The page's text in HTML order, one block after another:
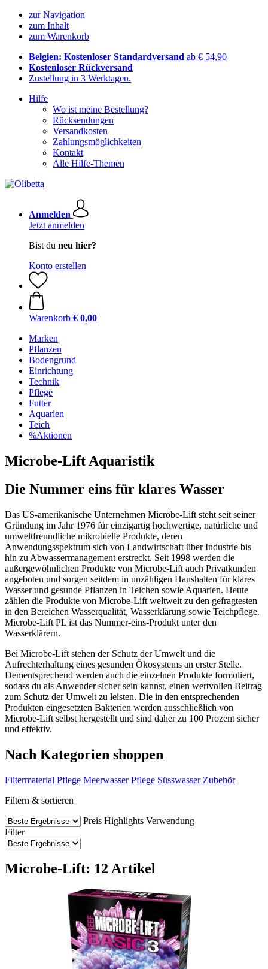
zur Navigation
zum Inhalt
zum Warenkorb
Belgien: Kostenloser Standardversand ab € 54,90
Kostenloser Rückversand
Zustellung in 3 Werktagen.
Hilfe
Wo ist meine Bestellung?
Rücksendungen
Versandkosten
Zahlungsmöglichkeiten
Kontakt
Alle Hilfe-Themen
Anmelden
Jetzt anmelden
Bist du neu hier?
Konto erstellen
Warenkorb € 0,00
Marken
Pflanzen
Bodengrund
Einrichtung
Technik
Pflege
Futter
Aquarien
Teich
%Aktionen
Microbe-Lift Aquaristik
Die Nummer eins für klares Wasser
Das US-amerikanische Unternehmen Microbe-Lift steht seit seiner
Gründung im Jahr 1976 für einzigartig hochwertige, natürliche und
umweltfreundliche mikrobielle Produkte, deren
Anwendungsspektrum sich von Landwirtschaft über Industrie bis
hin zu Abwassermanagement erstreckt. Seit 1998 werden die
außergewöhnlichen Produkte von Microbe-Lift auch Privatkunden
angeboten und sorgen seitdem in unzähligen Haushalten für klares
Wasser und gesunde Pflanzen in Teichen sowie Aquarien. Heute
zählen die Produkte von Microbe-Lift weltweit zu den gefragtesten
in den Bereichen Wasserqualität, Wasserklärung sowie Teichpflege.
Microbe-Lift PL ist das Nummer-eins-Produkt unter den
Wasserklärern.
Bei Microbe-Lift stehen der Schutz der Umwelt und die
Aufrechterhaltung eines gesunden Ökosystems an erster Stelle.
Dementsprechend werden auch die einzelnen Produkte formuliert,
sodass du als Anwender sicher sein kannst, einen wertvollen Beitrag
zum Schutz der Umwelt zu leisten. Die in den entsprechenden
Produkten eingesetzten Bakterien werden ausschließlich von
Microbe-Lift selbst hergestellt und sind daher zu 100 Prozent sicher
und effektiv.
Nach Kategorien shoppen
Filtermaterial Pflege Meerwasser Pflege Süsswasser Zubehör
Filtern & sortieren
Preis Highlights Verwendung
Filter
Microbe-Lift: 12 Artikel